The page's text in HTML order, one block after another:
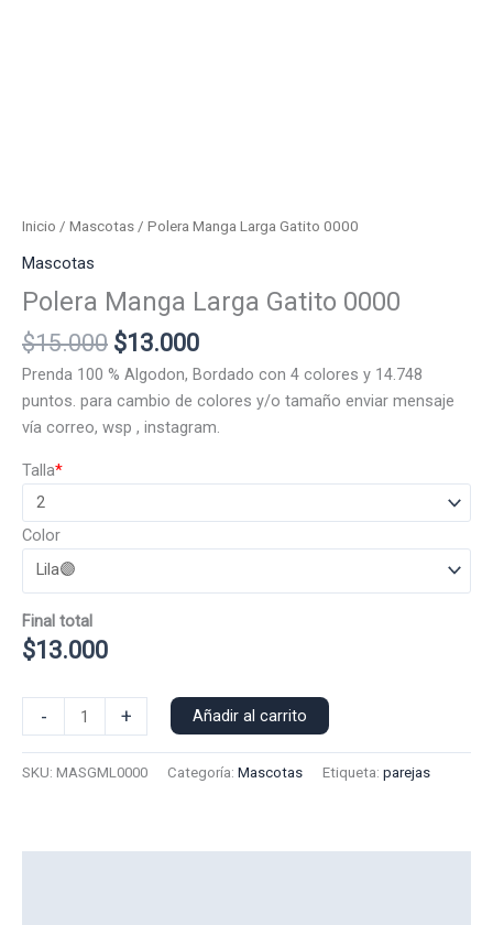
Inicio / Mascotas / Polera Manga Larga Gatito 0000
Mascotas
Polera Manga Larga Gatito 0000
$15.000 El
precio
original
era:
$13.000El
precio
actual
es:
Prenda 100 % Algodon, Bordado con 4 colores y 14.748
puntos. para cambio de colores y/o tamaño enviar mensaje
vía correo, wsp , instagram.
*
Talla
Color
Final total
$13.000
-
Manga
+ Añadir al carrito
SKU: MASGML0000 Categoría: Mascotas Etiqueta: parejas